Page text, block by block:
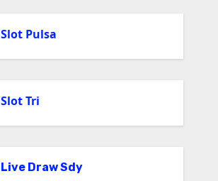
Slot Pulsa
Slot Tri
Live Draw Sdy